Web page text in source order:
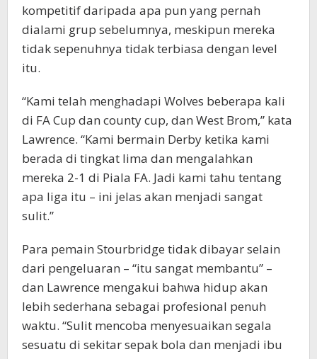
kompetitif daripada apa pun yang pernah
dialami grup sebelumnya, meskipun mereka
tidak sepenuhnya tidak terbiasa dengan level
itu.
“Kami telah menghadapi Wolves beberapa kali
di FA Cup dan county cup, dan West Brom,” kata
Lawrence. “Kami bermain Derby ketika kami
berada di tingkat lima dan mengalahkan
mereka 2-1 di Piala FA. Jadi kami tahu tentang
apa liga itu – ini jelas akan menjadi sangat
sulit.”
Para pemain Stourbridge tidak dibayar selain
dari pengeluaran – “itu sangat membantu” –
dan Lawrence mengakui bahwa hidup akan
lebih sederhana sebagai profesional penuh
waktu. “Sulit mencoba menyesuaikan segala
sesuatu di sekitar sepak bola dan menjadi ibu